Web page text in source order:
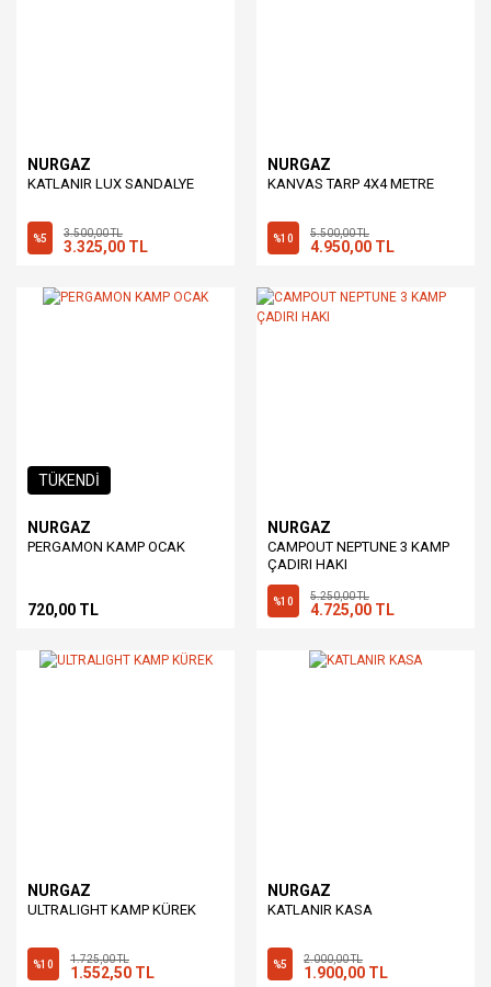
NURGAZ
KATLANIR LUX SANDALYE
%5 3.500,00 TL
3.325,00 TL
NURGAZ
KANVAS TARP 4X4 METRE
%10 5.500,00 TL
4.950,00 TL
TÜKENDİ
NURGAZ
PERGAMON KAMP OCAK
720,00 TL
NURGAZ
CAMPOUT NEPTUNE 3 KAMP
ÇADIRI HAKI
%10 5.250,00 TL
4.725,00 TL
NURGAZ
ULTRALIGHT KAMP KÜREK
%10 1.725,00 TL
1.552,50 TL
NURGAZ
KATLANIR KASA
%5 2.000,00 TL
1.900,00 TL